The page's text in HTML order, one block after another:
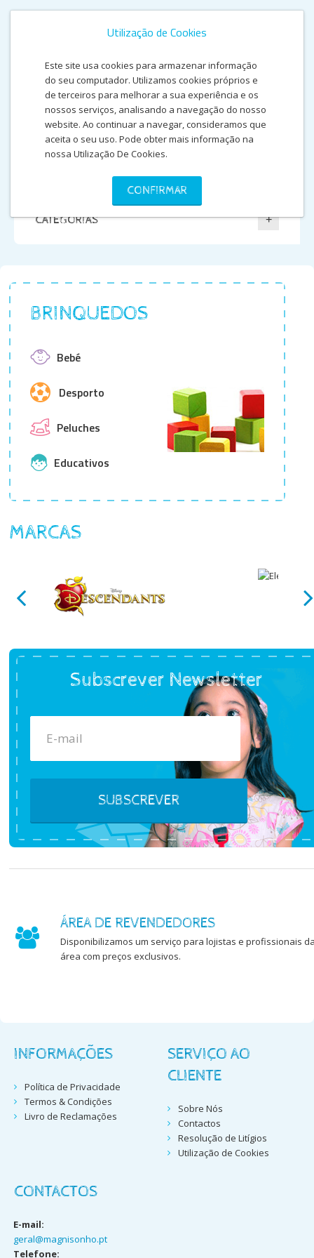
Utilização de Cookies
Este site usa cookies para armazenar informação
do seu computador. Utilizamos cookies próprios e
de terceiros para melhorar a sua experiência e os
nossos serviços, analisando a navegação do nosso
website. Ao continuar a navegar, consideramos que
aceita o seu uso. Pode obter mais informação na
nossa Utilização De Cookies.
CONFIRMAR
CATEGORIAS
BRINQUEDOS
Bebé
Desporto
Peluches
Educativos
MARCAS
Subscrever Newsletter
SUBSCREVER
ÁREA DE REVENDEDORES
Disponibilizamos um serviço para lojistas e profissionais
área com preços exclusivos.
INFORMAÇÕES
Política de Privacidade
Termos & Condições
Livro de Reclamações
SERVIÇO AO
CLIENTE
Sobre Nós
Contactos
Resolução de Litígios
Utilização de Cookies
CONTACTOS
E-mail:
geral@magnisonho.pt
Telefone: